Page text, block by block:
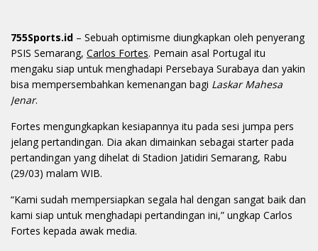
755Sports.id – Sebuah optimisme diungkapkan oleh penyerang
PSIS Semarang, Carlos Fortes. Pemain asal Portugal itu
mengaku siap untuk menghadapi Persebaya Surabaya dan yakin
bisa mempersembahkan kemenangan bagi Laskar Mahesa
Jenar.
Fortes mengungkapkan kesiapannya itu pada sesi jumpa pers
jelang pertandingan. Dia akan dimainkan sebagai starter pada
pertandingan yang dihelat di Stadion Jatidiri Semarang, Rabu
(29/03) malam WIB.
“Kami sudah mempersiapkan segala hal dengan sangat baik dan
kami siap untuk menghadapi pertandingan ini,” ungkap Carlos
Fortes kepada awak media.